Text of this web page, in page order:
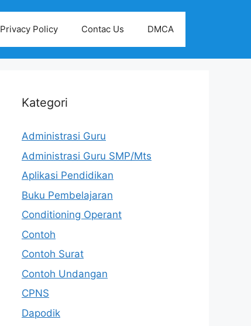
Privacy Policy Contac Us DMCA
Kategori
Administrasi Guru
Administrasi Guru SMP/Mts
Aplikasi Pendidikan
Buku Pembelajaran
Conditioning Operant
Contoh
Contoh Surat
Contoh Undangan
CPNS
Dapodik